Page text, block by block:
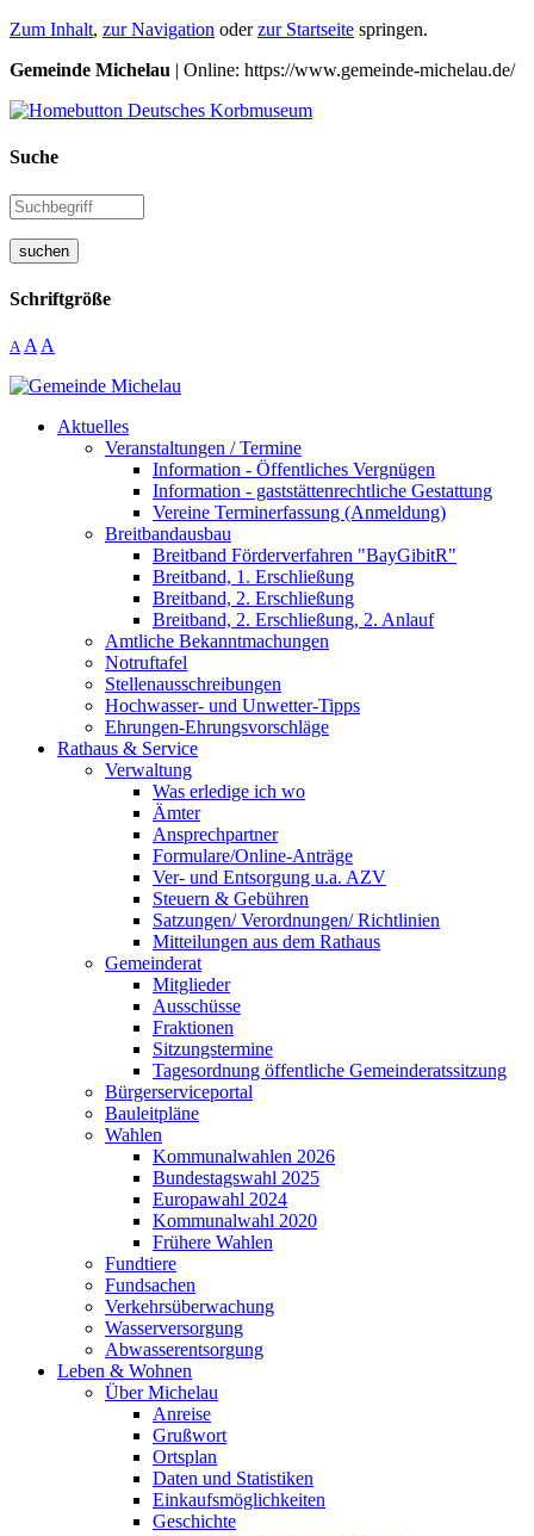
Zum Inhalt, zur Navigation oderzur Startseite springen.
Gemeinde Michelau | Online: https://www.gemeinde-michelau.de/
Suche
suchen
Schriftgröße
A A A
Aktuelles
Veranstaltungen / Termine
Information - Öffentliches Vergnügen
Information - gaststättenrechtliche Gestattung
Vereine Terminerfassung (Anmeldung)
Breitbandausbau
Breitband Förderverfahren "BayGibitR"
Breitband, 1. Erschließung
Breitband, 2. Erschließung
Breitband, 2. Erschließung, 2. Anlauf
Amtliche Bekanntmachungen
Notruftafel
Stellenausschreibungen
Hochwasser- und Unwetter-Tipps
Ehrungen-Ehrungsvorschläge
Rathaus & Service
Verwaltung
Was erledige ich wo
Ämter
Ansprechpartner
Formulare/Online-Anträge
Ver- und Entsorgung u.a. AZV
Steuern & Gebühren
Satzungen/ Verordnungen/ Richtlinien
Mitteilungen aus dem Rathaus
Gemeinderat
Mitglieder
Ausschüsse
Fraktionen
Sitzungstermine
Tagesordnung öffentliche Gemeinderatssitzung
Bürgerserviceportal
Bauleitpläne
Wahlen
Kommunalwahlen 2026
Bundestagswahl 2025
Europawahl 2024
Kommunalwahl 2020
Frühere Wahlen
Fundtiere
Fundsachen
Verkehrsüberwachung
Wasserversorgung
Abwasserentsorgung
Leben & Wohnen
Über Michelau
Anreise
Grußwort
Ortsplan
Daten und Statistiken
Einkaufsmöglichkeiten
Geschichte